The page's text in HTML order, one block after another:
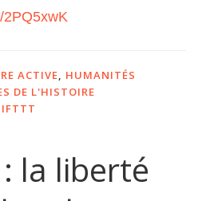
ACTIVE, HUMANITÉS
DE L'HISTOIRE
IFTTT
la liberté